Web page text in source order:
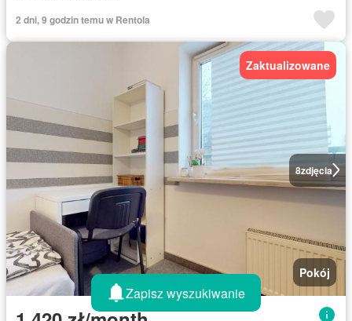
2 dni, 9 godzin temu w Rentola
8zdjęcia
Zaktualizowane
Pokój
Zapisz wyszukiwanie